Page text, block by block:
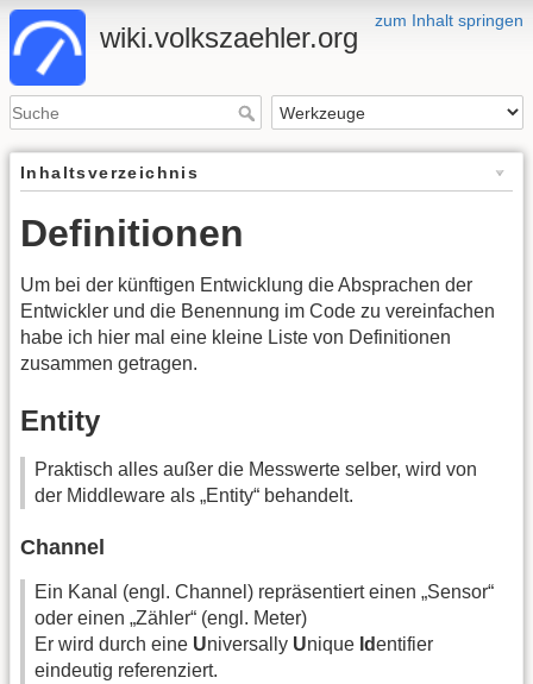
zum Inhalt springen
wiki.volkszaehler.org
Inhaltsverzeichnis
Definitionen
Um bei der künftigen Entwicklung die Absprachen der
Entwickler und die Benennung im Code zu vereinfachen
habe ich hier mal eine kleine Liste von Definitionen
zusammen getragen.
Entity
Praktisch alles außer die Messwerte selber, wird von
der Middleware als „Entity“ behandelt.
Channel
Ein Kanal (engl. Channel) repräsentiert einen „Sensor“
oder einen „Zähler“ (engl. Meter)
Er wird durch eine Universally Unique Identifier
eindeutig referenziert.